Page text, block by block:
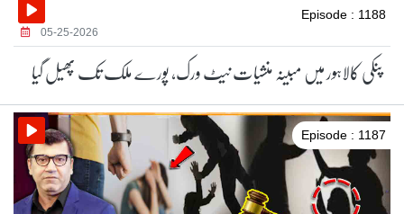
Episode : 1188
05-25-2026
پنکی کالاہور میں مبینہ منشیات نیٹ ورک، پورے ملک تک پھیل گیا
Episode : 1187